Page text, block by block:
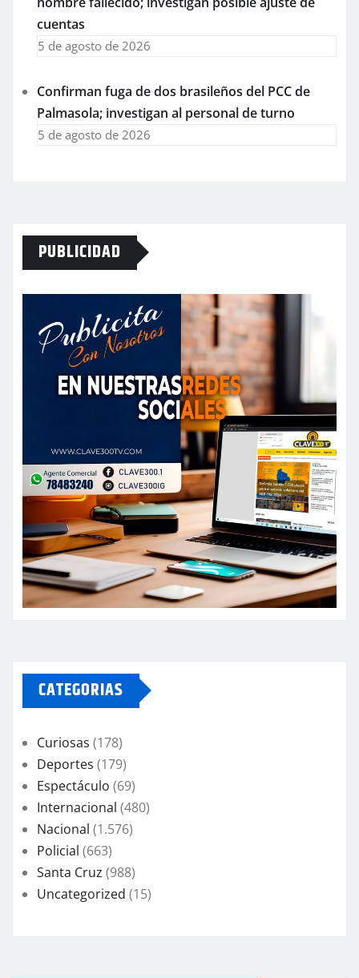
cuentas
5 de agosto de 2026
Confirman fuga de dos brasileños del PCC de
Palmasola; investigan al personal de turno
5 de agosto de 2026
PUBLICIDAD
CATEGORIAS
Curiosas (178)
Deportes (179)
Espectáculo (69)
Internacional (480)
Nacional (1.576)
Policial (663)
Santa Cruz (988)
Uncategorized (15)